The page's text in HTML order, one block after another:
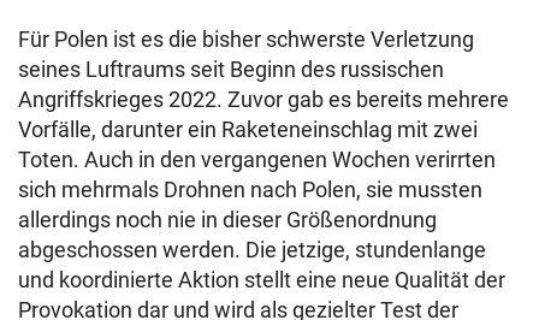
Für Polen ist es die bisher schwerste Verletzung
seines Luftraums seit Beginn des russischen
Angriffskrieges 2022. Zuvor gab es bereits mehrere
Vorfälle, darunter ein Raketeneinschlag mit zwei
Toten. Auch in den vergangenen Wochen verirrten
sich mehrmals Drohnen nach Polen, sie mussten
allerdings noch nie in dieser Größenordnung
abgeschossen werden. Die jetzige, stundenlange
und koordinierte Aktion stellt eine neue Qualität der
Provokation dar und wird als gezielter Test der